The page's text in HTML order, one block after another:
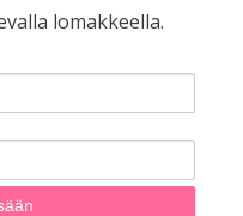
lomakkeella.